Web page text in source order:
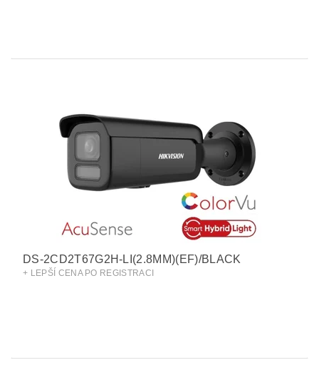
DS-2CD2T67G2H-LI(2.8MM)(EF)/BLACK
+ LEPŠÍ CENA PO REGISTRACI